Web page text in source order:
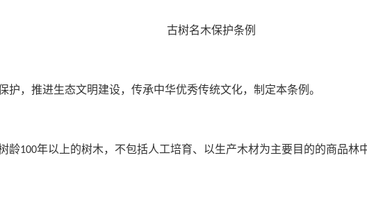
古树名木保护条例
护，推进生态文明建设，传承中华优秀传统文化，制定本条例。
龄100年以上的树木，不包括人工培育、以生产木材为主要目的的商品林